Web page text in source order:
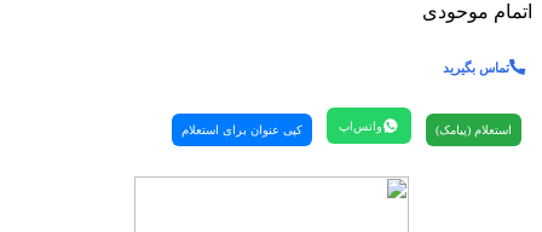
اتمام موحودی
تماس بگیرید
استعلام (پیامک) واتس‌اپ کپی عنوان برای استعلام